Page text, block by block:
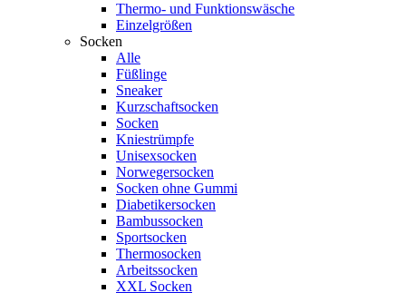
Thermo- und Funktionswäsche
Einzelgrößen
Socken
Alle
Füßlinge
Sneaker
Kurzschaftsocken
Socken
Kniestrümpfe
Unisexsocken
Norwegersocken
Socken ohne Gummi
Diabetikersocken
Bambussocken
Sportsocken
Thermosocken
Arbeitssocken
XXL Socken